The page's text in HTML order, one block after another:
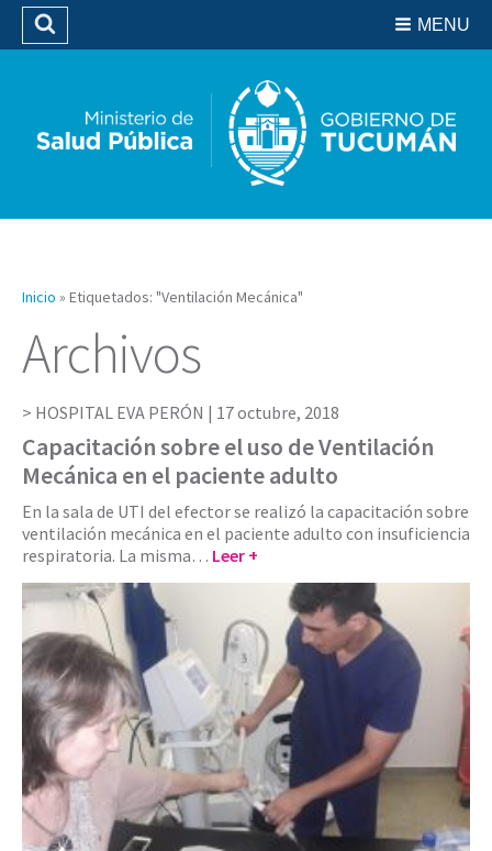
Biblioteca
MENU
Buscar
Inicio » Etiquetados: "Ventilación Mecánica"
Archivos
HOSPITAL EVA PERÓN | 17 octubre, 2018
Capacitación sobre el uso de Ventilación
Mecánica en el paciente adulto
En la sala de UTI del efector se realizó la capacitación sobre
ventilación mecánica en el paciente adulto con insuficiencia
respiratoria. La misma… Leer +